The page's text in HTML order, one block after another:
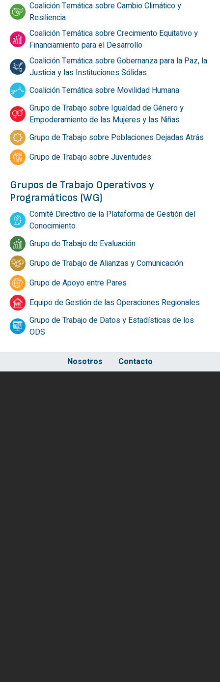
Coalición Temática sobre Cambio Climático y
Resiliencia
Coalición Temática sobre Crecimiento Equitativo y
Financiamiento para el Desarrollo
Coalición Temática sobre Gobernanza para la Paz, la
Justicia y las Instituciones Sólidas
Coalición Temática sobre Movilidad Humana
Grupo de Trabajo sobre Igualdad de Género y
Empoderamiento de las Mujeres y las Niñas
Grupo de Trabajo sobre Poblaciones Dejadas Atrás
Grupo de Trabajo sobre Juventudes
Grupos de Trabajo Operativos y
Programáticos (WG)
Comité Directivo de la Plataforma de Gestión del
Conocimiento
Grupo de Trabajo de Evaluación
Grupo de Trabajo de Alianzas y Comunicación
Grupo de Apoyo entre Pares
Equipo de Gestión de las Operaciones Regionales
Grupo de Trabajo de Datos y Estadísticas de los
ODS
Nosotros Contacto